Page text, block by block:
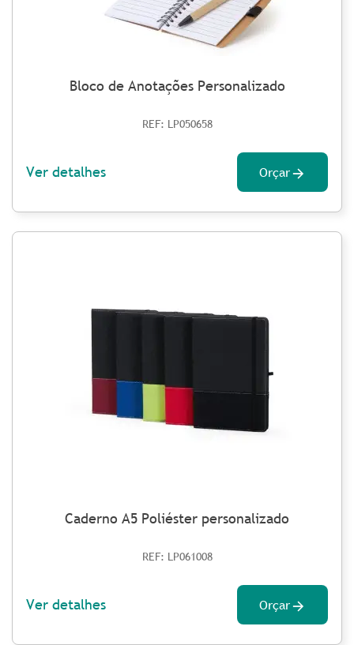
Bloco de Anotações Personalizado
REF: LP050658
Ver detalhes Orçar
Caderno A5 Poliéster personalizado
REF: LP061008
Ver detalhes Orçar